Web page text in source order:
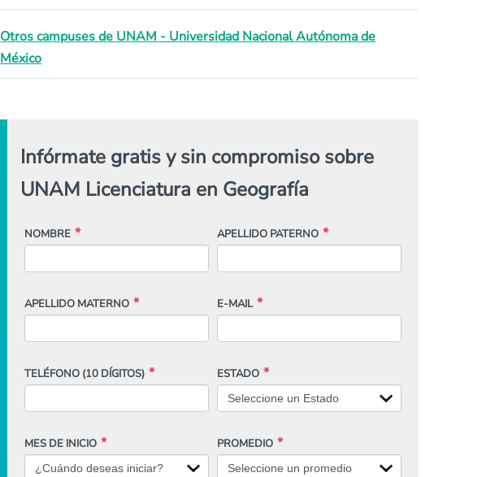
Otros campuses de UNAM - Universidad Nacional Autónoma de
México
Infórmate gratis y sin compromiso sobre
UNAM Licenciatura en Geografía
NOMBRE APELLIDO PATERNO
APELLIDO MATERNO E-MAIL
TELÉFONO (10 DÍGITOS) ESTADO
MES DE INICIO PROMEDIO